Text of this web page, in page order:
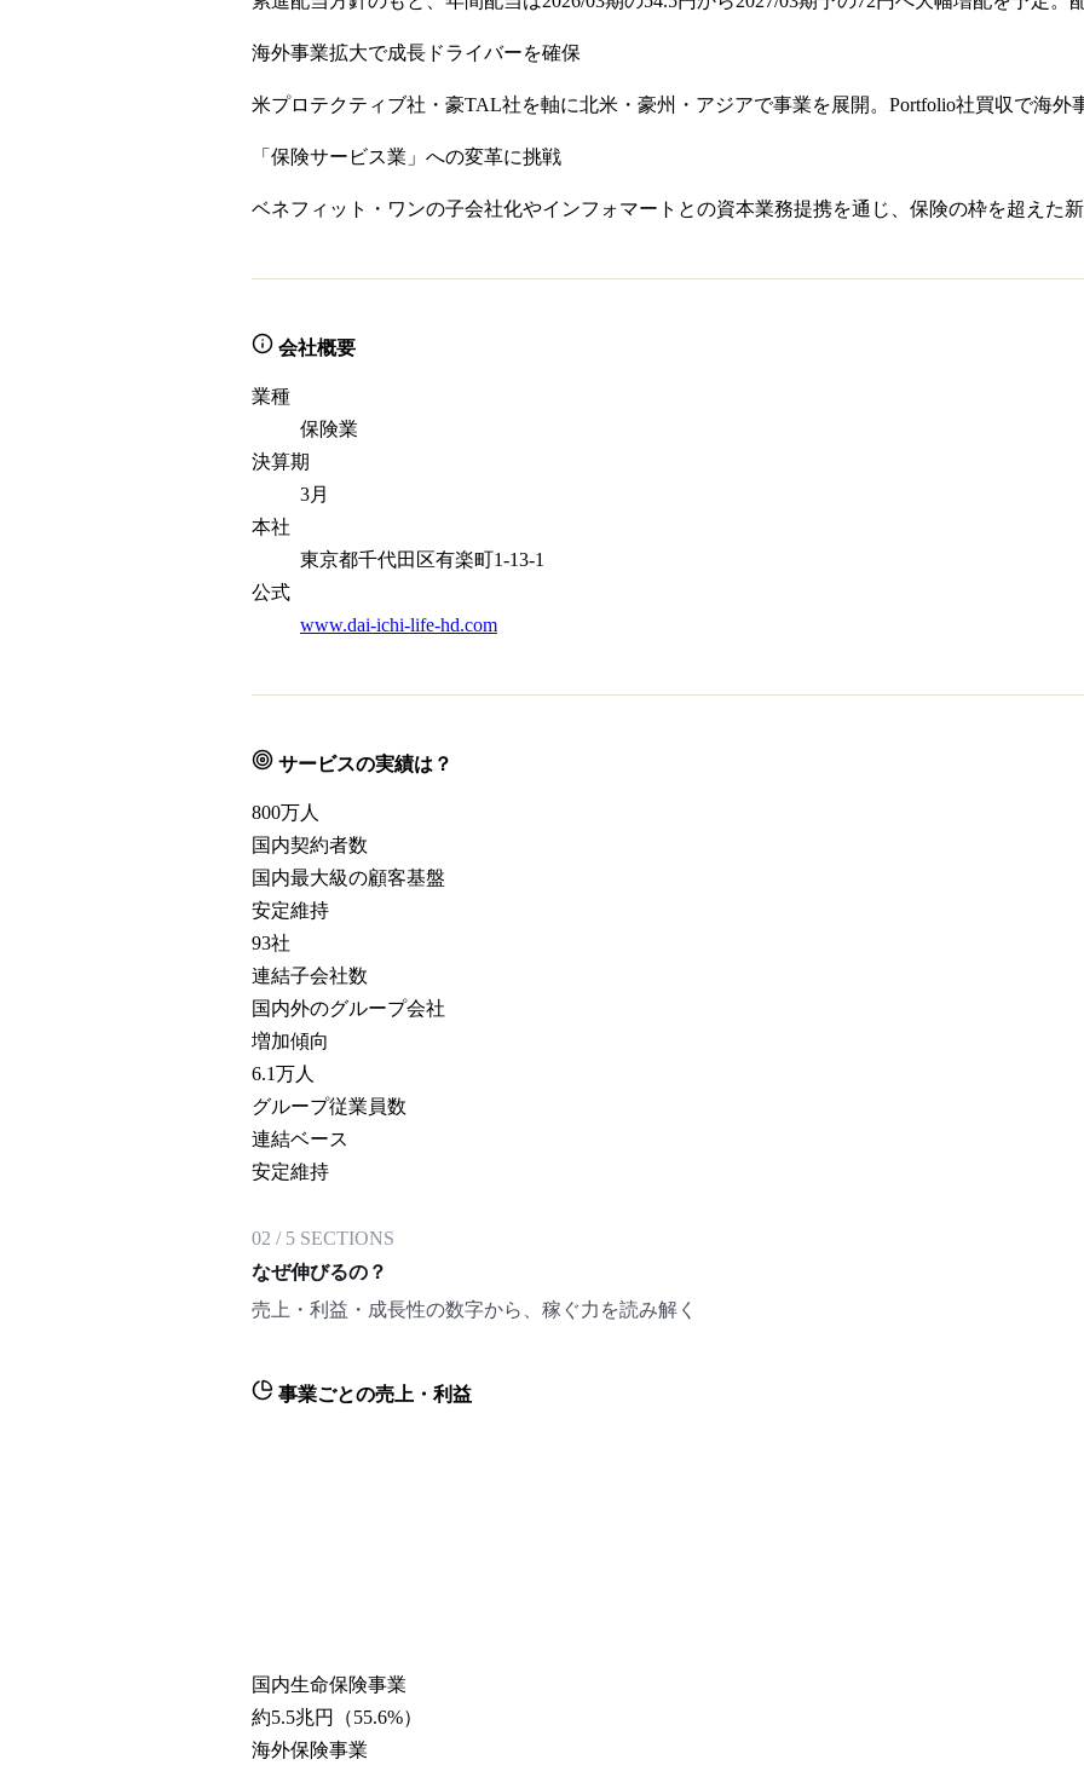
海外事業拡大で成長ドライバーを確保
米プロテクティブ社・豪TAL社を軸に北米・豪州・アジアで事業を展開。Portfolio社買収で海外
「保険サービス業」への変革に挑戦
ベネフィット・ワンの子会社化やインフォマートとの資本業務提携を通じ、保険の枠を超えた
会社概要
業種
保険業
決算期
3月
本社
東京都千代田区有楽町1-13-1
公式
www.dai-ichi-life-hd.com
サービスの実績は？
800万人
国内契約者数
国内最大級の顧客基盤
安定維持
93社
連結子会社数
国内外のグループ会社
増加傾向
6.1万人
グループ従業員数
連結ベース
安定維持
02 / 5 SECTIONS
なぜ伸びるの？
売上・利益・成長性の数字から、稼ぐ力を読み解く
事業ごとの売上・利益
国内生命保険事業
約5.5兆円
（55.6%）
海外保険事業